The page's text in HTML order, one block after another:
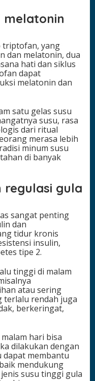
triptofan, yang
dan melatonin, dua
hati dan siklus
dapat
melatonin dan
satu gelas susu
susu, rasa
dari ritual
merasa lebih
minum susu
di banyak
regulasi gula
sangat penting
dan
tidur kronis
insulin,
tipe 2.
tinggi di malam
atau sering
terlalu rendah juga
berkeringat,
hari bisa
dilakukan dengan
dapat membantu
mendukung
susu tinggi gula